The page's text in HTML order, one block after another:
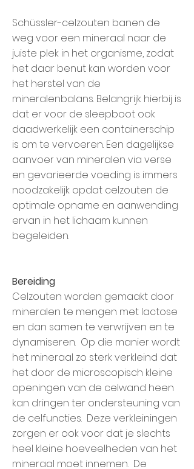
Schüssler-celzouten banen de
weg voor een mineraal naar de
juiste plek in het organisme, zodat
het daar benut kan worden voor
het herstel van de
mineralenbalans. Belangrijk hierbij is
dat er voor de sleepboot ook
daadwerkelijk een containerschip
is om te vervoeren. Een dagelijkse
aanvoer van mineralen via verse
en gevarieerde voeding is immers
noodzakelijk opdat celzouten de
optimale opname en aanwending
ervan in het lichaam kunnen
begeleiden.
Bereiding
Celzouten worden gemaakt door
mineralen te mengen met lactose
en dan samen te verwrijven en te
dynamiseren. Op die manier wordt
het mineraal zo sterk verkleind dat
het door de microscopisch kleine
openingen van de celwand heen
kan dringen ter ondersteuning van
de celfuncties. Deze verkleiningen
zorgen er ook voor dat je slechts
heel kleine hoeveelheden van het
mineraal moet innemen. De